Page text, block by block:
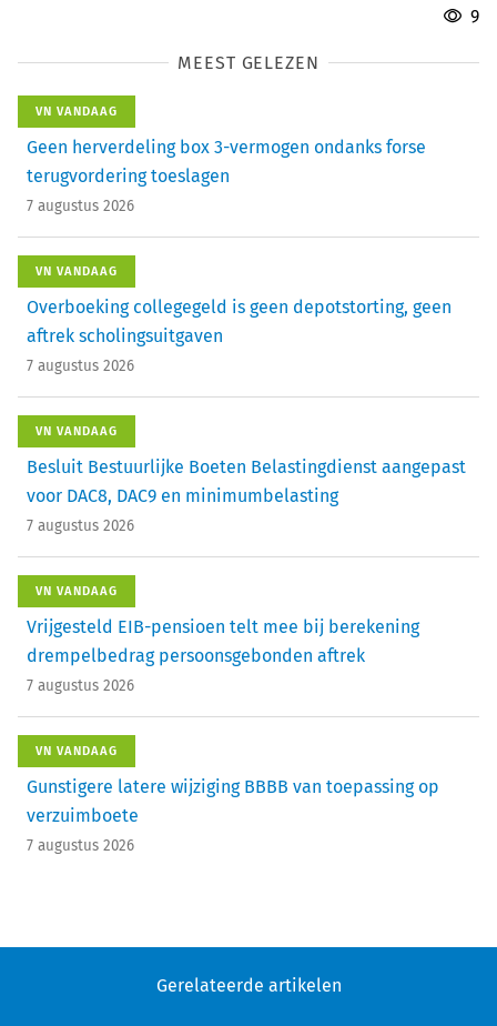
9
MEEST GELEZEN
VN VANDAAG
Geen herverdeling box 3-vermogen ondanks forse
terugvordering toeslagen
7 augustus 2026
VN VANDAAG
Overboeking collegegeld is geen depotstorting, geen
aftrek scholingsuitgaven
7 augustus 2026
VN VANDAAG
Besluit Bestuurlijke Boeten Belastingdienst aangepast
voor DAC8, DAC9 en minimumbelasting
7 augustus 2026
VN VANDAAG
Vrijgesteld EIB-pensioen telt mee bij berekening
drempelbedrag persoonsgebonden aftrek
7 augustus 2026
VN VANDAAG
Gunstigere latere wijziging BBBB van toepassing op
verzuimboete
7 augustus 2026
Gerelateerde artikelen